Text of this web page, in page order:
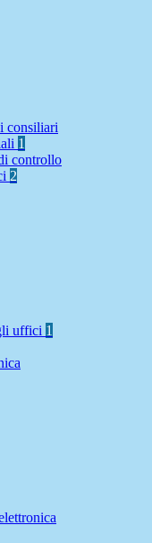
consiliari
1
controllo
2
uffici 1